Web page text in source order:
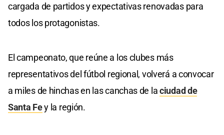
cargada de partidos y expectativas renovadas para
todos los protagonistas.
El campeonato, que reúne a los clubes más
representativos del fútbol regional, volverá a convocar
a miles de hinchas en las canchas de laciudad de
Santa Fey la región.